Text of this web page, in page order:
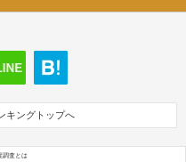
キングトップへ
調査とは